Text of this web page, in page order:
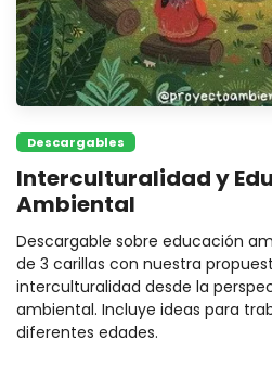
Descargables
Interculturalidad y
Ambiental
Descargable sobre educación
de 3 carillas con nuestra
interculturalidad desde la
ambiental. Incluye ideas para
diferentes edades.